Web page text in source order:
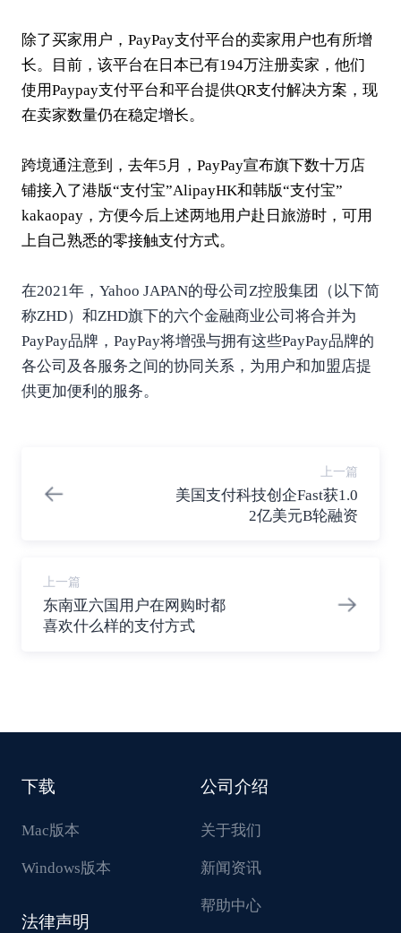
除了买家用户，PayPay支付平台的卖家用户也有所增
长。目前，该平台在日本已有194万注册卖家，他们
使用Paypay支付平台和平台提供QR支付解决方案，现
在卖家数量仍在稳定增长。
跨境通注意到，去年5月，PayPay宣布旗下数十万店
铺接入了港版“支付宝”AlipayHK和韩版“支付宝”
kakaopay，方便今后上述两地用户赴日旅游时，可用
上自己熟悉的零接触支付方式。
在2021年，Yahoo JAPAN的母公司Z控股集团（以下简
称ZHD）和ZHD旗下的六个金融商业公司将合并为
PayPay品牌，PayPay将增强与拥有这些PayPay品牌的
各公司及各服务之间的协同关系，为用户和加盟店提
供更加便利的服务。
上一篇
美国支付科技创企Fast获1.0
2亿美元B轮融资
上一篇
东南亚六国用户在网购时都
喜欢什么样的支付方式
下载
Mac版本
Windows版本
法律声明
公司介绍
关于我们
新闻资讯
帮助中心